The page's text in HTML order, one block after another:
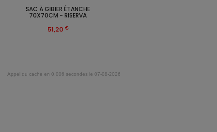
SAC À GIBIER ÉTANCHE
70X70CM - RISERVA
51,20 €
Appel du cache en 0.006 secondes le 07-08-2026